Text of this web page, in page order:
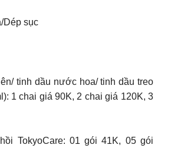
Dép sục
tinh dầu nước hoa/ tinh dầu treo
1 chai giá 90K, 2 chai giá 120K, 3
TokyoCare: 01 gói 41K, 05 gói